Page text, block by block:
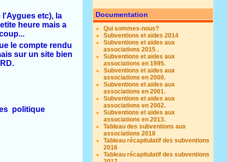
etc), la
heure mais a
le compte rendu
sur un site bien
politique
Documentation
Qui sommes-nous?
Subventions et aides 2014
Subventions et aides aux
associations 2015 .
Subventions et aides aux
associations en 1995.
Subventions et aides aux
associations en 2000.
Subventions et aides aux
associations en 2001.
Subventions et aides aux
associations en 2002.
Subventions et aides aux
associations en 2013.
Tableau des subventions aux
associations 2018
Tableau récapitulatif des subventions
2016
Tableau récapitulatif des subventions